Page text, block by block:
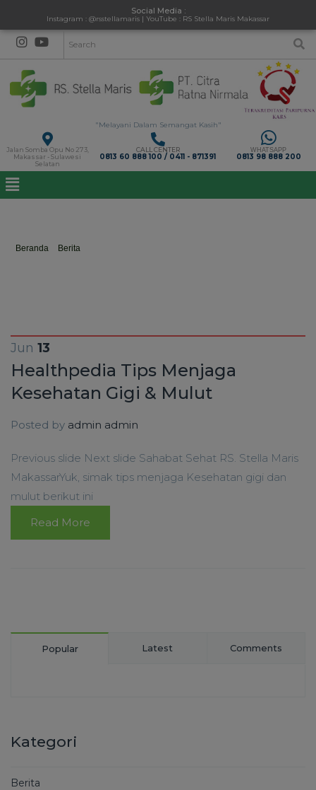
Social Media :
Instagram : @rsstellamaris | YouTube : RS Stella Maris Makassar
"Melayani Dalam Semangat Kasih"
Jalan Somba Opu No 273,
Makassar - Sulawesi
Selatan
CALL CENTER
0813 60 888 100 / 0411 - 871391
WHATSAPP
0813 98 888 200
Beranda Berita
Jun 13
Healthpedia Tips Menjaga
Kesehatan Gigi & Mulut
Posted by admin admin
Previous slide Next slide Sahabat Sehat RS. Stella Maris
MakassarYuk, simak tips menjaga Kesehatan gigi dan
mulut berikut ini
Read More
Popular Latest Comments
Kategori
Berita